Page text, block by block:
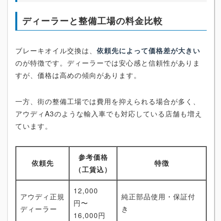
ディーラーと整備工場の料金比較
ブレーキオイル交換は、 依頼先によって価格差が大きい
のが特徴です。ディーラーでは安心感と信頼性がありま
すが、価格は高めの傾向があります。
一方、街の整備工場では費用を抑えられる場合が多く、
アウディA3のような輸入車でも対応している店舗も増え
ています。
依頼先
参考価格
（工賃込）
特徴
アウディ正規
ディーラー
12,000
円〜
16,000円
純正部品使用・保証付
き